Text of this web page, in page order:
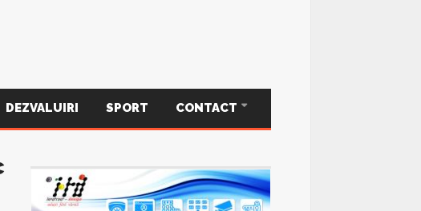
DEZVALUIRI SPORT CONTACT